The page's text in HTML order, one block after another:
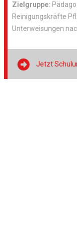
Zielgruppe:
Reinigungskräfte
Unterweisungen
 Jetzt